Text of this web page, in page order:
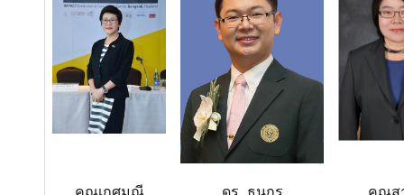
คุณเกศมณี
ดร. ธนกร
คุณส